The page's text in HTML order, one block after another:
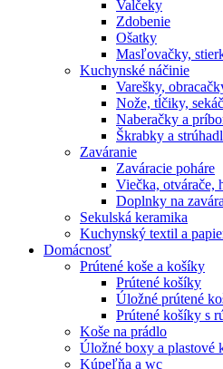
Valčeky
Zdobenie
Ošatky
Masľovačky,
Kuchynské náčinie
Varešky,
Nože, tĺčiky,
Naberačky a
Škrabky a
Zaváranie
Zaváracie poháre
Viečka, otvárače,
Doplnky na
Sekulská keramika
Kuchynský textil a
Domácnosť
Prútené koše a košíky
Prútené košíky
Úložné prútené
Prútené košíky s
Koše na prádlo
Úložné boxy a plastové
Kúpeľňa a wc